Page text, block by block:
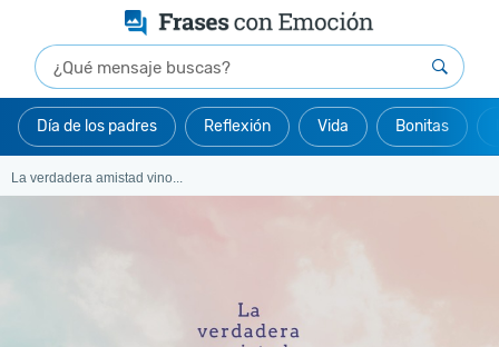
Día de los padres Reflexión Vida Bonitas
La verdadera amistad vino...